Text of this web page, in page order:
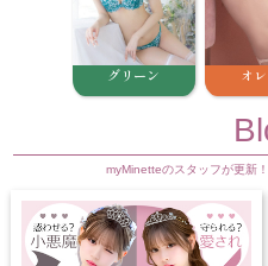
グリーン オ
myMinetteのスタッフが更新